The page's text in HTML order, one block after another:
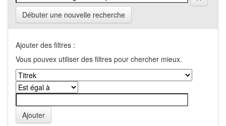
Débuter une nouvelle recherche
Ajouter des filtres :
Vous pouvex utiliser des filtres pour chercher mieux.